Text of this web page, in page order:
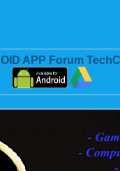
APP Forum